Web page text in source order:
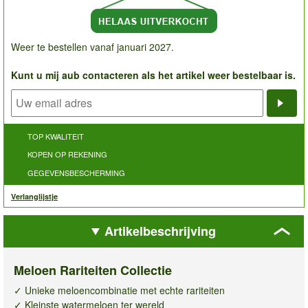
Weer te bestellen vanaf januari 2027.
Kunt u mij aub contacteren als het artikel weer bestelbaar is.
TOP KWALITEIT
KOPEN OP REKENING
GEGEVENSBESCHERMING
Verlanglijstje
Artikelbeschrijving
Meloen Rariteiten Collectie
✓ Unieke meloencombinatie met echte rariteiten
✓ Kleinste watermeloen ter wereld